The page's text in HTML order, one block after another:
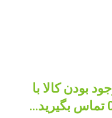
بودن کالا با